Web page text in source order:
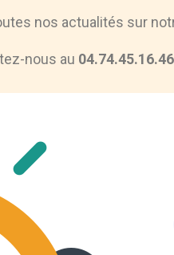
nos actualités sur
nous au 04.74.45.16.46